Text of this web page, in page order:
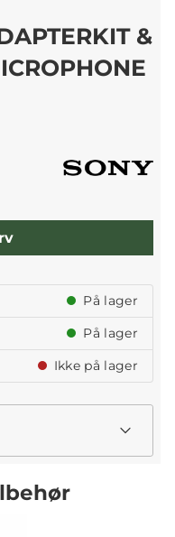
&
På lager
På lager
Ikke på lager